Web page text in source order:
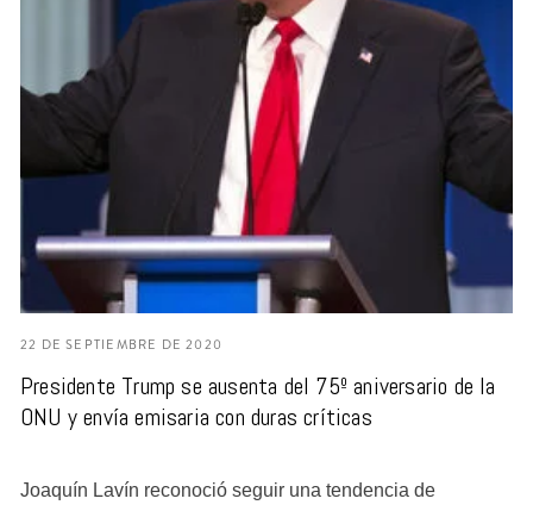
Presidente Trump se ausenta del 75º aniversario de la
ONU y envía emisaria con duras críticas
22 DE SEPTIEMBRE DE 2020
Joaquín Lavín reconoció seguir una tendencia de